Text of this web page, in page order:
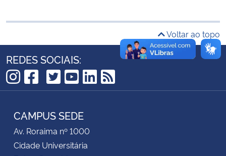
Banco Central do Brasil
Planalto
Voltar ao topo
REDES SOCIAIS:
Instagram
Facebook
TikTok
Twitter
YouTube
LinkedIn
RSS
CAMPUS SEDE
Av. Roraima nº 1000
Cidade Universitária